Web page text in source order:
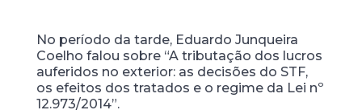
No período da tarde, Eduardo Junqueira
Coelho falou sobre “A tributação dos lucros
auferidos no exterior: as decisões do STF,
os efeitos dos tratados e o regime da Lei nº
12.973/2014”.